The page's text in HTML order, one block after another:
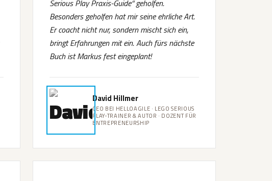
Serious Play Praxis-Guide“ geholfen.
Besonders geholfen hat mir seine ehrliche Art.
Er coacht nicht nur, sondern mischt sich ein,
bringt Erfahrungen mit ein. Auch fürs nächste
Buch ist Markus fest eingeplant!
David Hillmer
CEO BEI HELLOAGILE · LEGO SERIOUS
PLAY-TRAINER & AUTOR · DOZENT FÜR
ENTREPRENEURSHIP